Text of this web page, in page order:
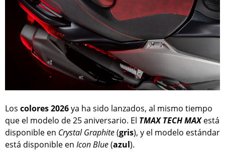
Los colores2026ya ha sido lanzados, al mismo tiempo
que el modelo de 25 aniversario. El TMAX TECH MAXestá
disponible en Crystal Graphite(gris), y el modelo estándar
está disponible en Icon Blue(azul).